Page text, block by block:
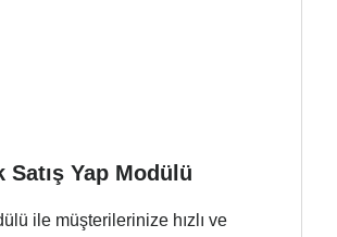
Satış Yap Modülü
ile müşterilerinize hızlı ve